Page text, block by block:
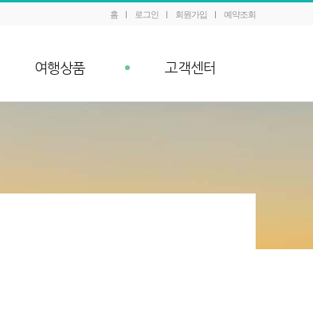
홈 로그인 회원가입 예약조회
여행상품
패키지 예약조회
고객센터
공지사항